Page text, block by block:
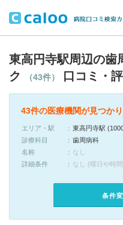
東高円寺駅周辺の歯
ク
（43件） 口コミ・
43件の医療機関が見つか
エリア・駅
東高円寺駅
診療科目
歯周病科
名称
なし
詳細条件
なし (曜日や時
条件